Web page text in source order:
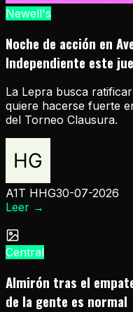
Newell's
Noche de acción en
Independiente este
La Lepra busca
quiere hacerse fuerte
del Torneo Clausura.
A1T HHG30-07-2026
Leer →
Central
Almirón tras el
de la gente es normal